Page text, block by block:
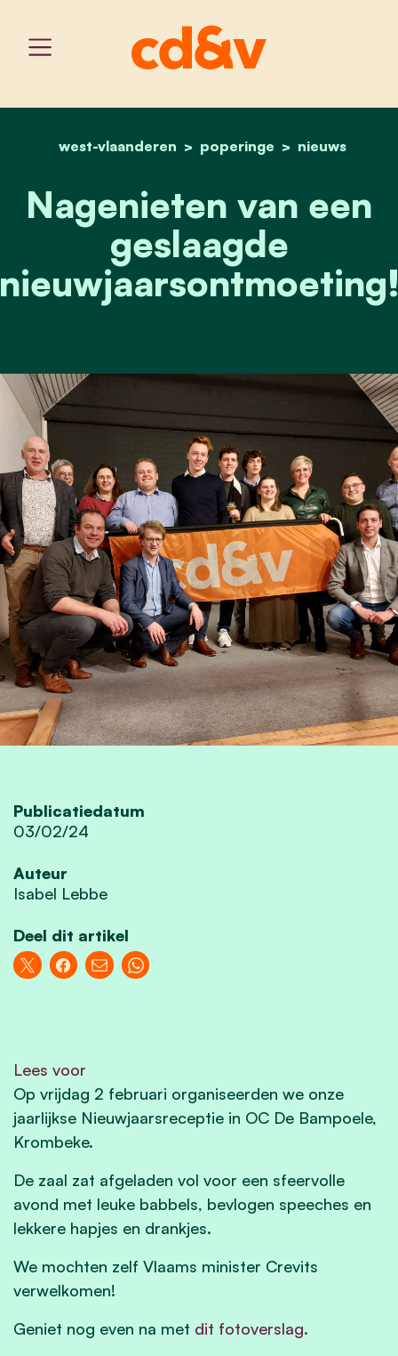
home
west-vlaanderen poperinge nieuws
nagenieten van een
Nagenieten van een
geslaagde
Publicatiedatum
03/02/24
Auteur
Isabel Lebbe
Deel dit artikel
Lees voor
Op vrijdag 2 februari organiseerden we onze
jaarlijkse Nieuwjaarsreceptie in OC De Bampoele,
Krombeke.
De zaal zat afgeladen vol voor een sfeervolle
avond met leuke babbels, bevlogen speeches en
lekkere hapjes en drankjes.
We mochten zelf Vlaams minister Crevits
verwelkomen!
Geniet nog even na met dit fotoverslag.